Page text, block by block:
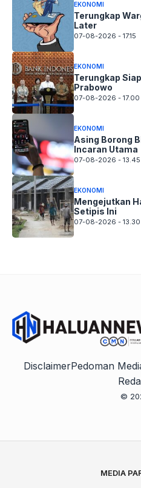
EKONOMI
Terungkap
Later
07-08-2026 - 17.15
EKONOMI
Terungkap
Prabowo
07-08-2026 - 17.00
EKONOMI
Asing Borong
Incaran Utama
07-08-2026 - 13.45
EKONOMI
Mengejutkan
Setipis Ini
07-08-2026 - 13.30
DisclaimerPedoman
©
MEDIA